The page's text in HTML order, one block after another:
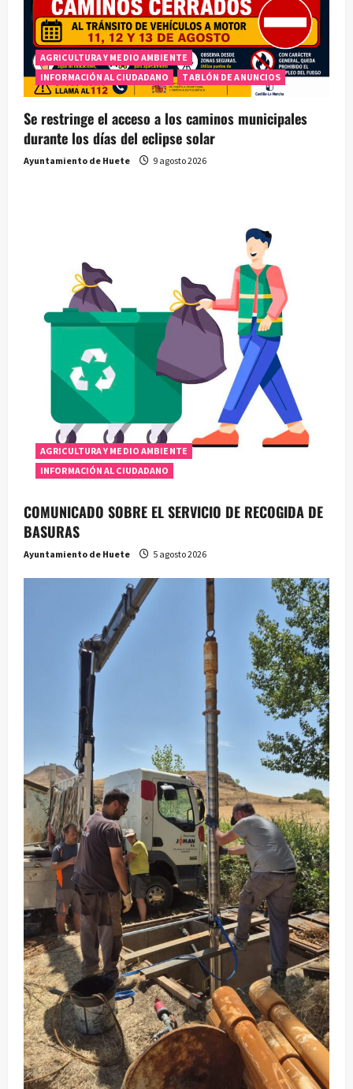
AGRICULTURA Y MEDIO AMBIENTE
INFORMACIÓN AL CIUDADANO
TABLÓN DE ANUNCIOS
Se restringe el acceso a los caminos municipales
durante los días del eclipse solar
Ayuntamiento de Huete 9 agosto 2026
AGRICULTURA Y MEDIO AMBIENTE
INFORMACIÓN AL CIUDADANO
COMUNICADO SOBRE EL SERVICIO DE RECOGIDA DE
BASURAS
Ayuntamiento de Huete 5 agosto 2026